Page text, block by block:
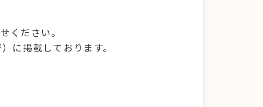
ください。
に掲載しております。